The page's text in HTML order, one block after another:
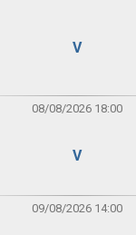
V
08/08/2026 18:00
V
09/08/2026 14:00